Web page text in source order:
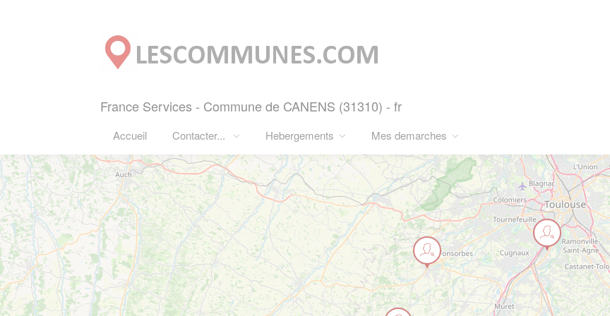
France Services - Commune de CANENS (31310) - fr
Accueil Contacter... Hebergements Mes demarches